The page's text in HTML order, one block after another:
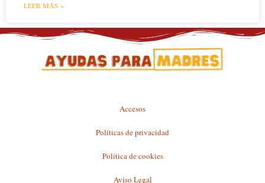
LEER MÁS »
Accesos
Políticas de privacidad
Política de cookies
Aviso Legal